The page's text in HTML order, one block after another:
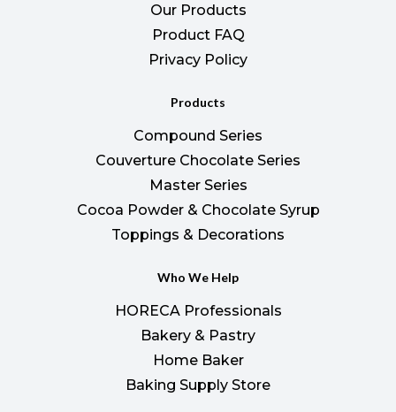
Our Products
Product FAQ
Privacy Policy
Products
Compound Series
Couverture Chocolate Series
Master Series
Cocoa Powder & Chocolate Syrup
Toppings & Decorations
Who We Help
HORECA Professionals
Bakery & Pastry
Home Baker
Baking Supply Store